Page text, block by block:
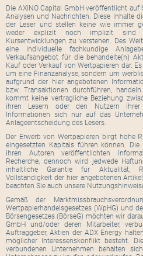
Die AXINO Capital GmbH veröffentlicht
Analysen und Nachrichten. Diese Inhalte
der Leser und stellen keine wie immer
weder explizit noch implizit sind
Kursentwicklungen zu verstehen. Des
eine individuelle fachkundige
Verkaufsangebot für die behandelte(n)
Kauf oder Verkauf von Wertpapieren dar.
um eine Finanzanalyse, sondern um
aufgrund der hier angebotenen
bzw. Transaktionen durchführen,
kommt keine vertragliche Beziehung
ihren Lesern oder den Nutzern
Informationen sich nur auf das
Anlageentscheidung des Lesers.
Der Erwerb von Wertpapieren birgt hohe
eingesetzten Kapitals führen können.
ihren Autoren veröffentlichten
Recherche, dennoch wird jedwede
inhaltliche Garantie für Aktualität,
Vollständigkeit der hier angebotenen
beachten Sie auch unsere
Gemäß der
Wertpapierhandelsgesetzes (WpHG) und
Börsengesetzes (BörseG) möchten wir
GmbH und/oder deren Mitarbeiter,
Auftraggeber, Aktien der ADX Energy
möglicher Interessenskonflikt besteht.
verbundenen Unternehmen behalten